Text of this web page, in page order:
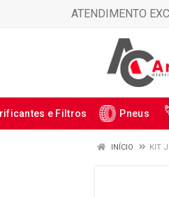
ATENDIMENTO
e Filtros Pneus
INÍCIO KIT